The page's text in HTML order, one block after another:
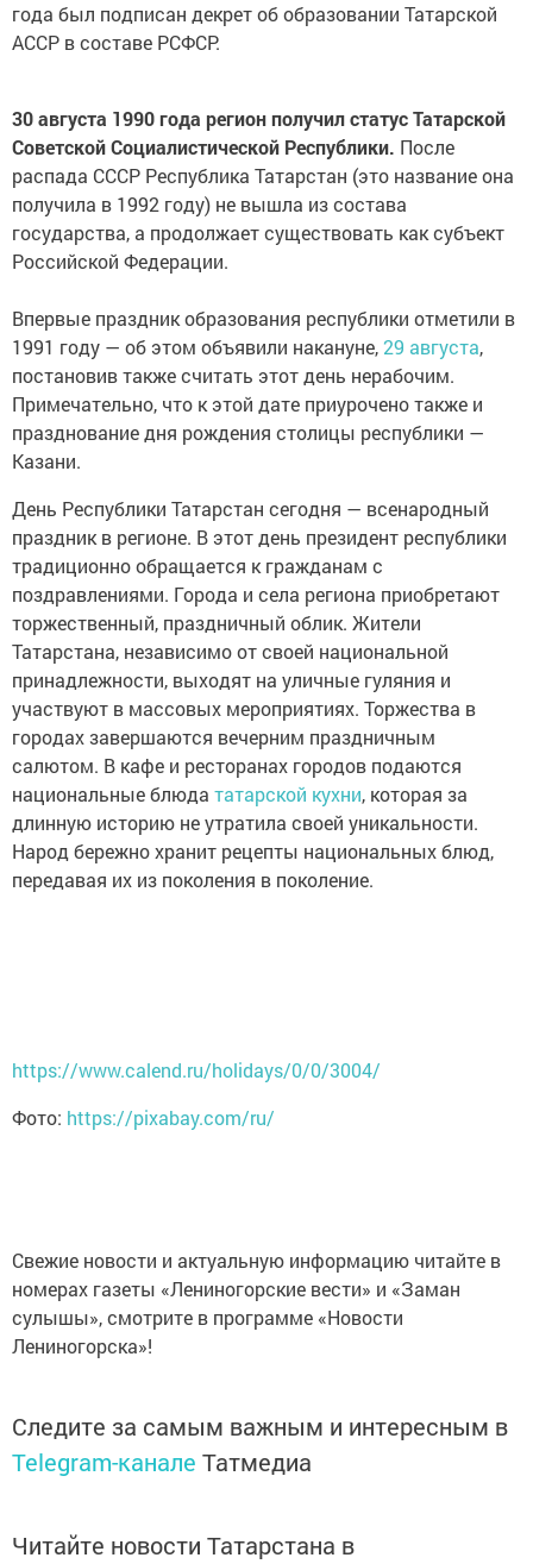
года был подписан декрет об образовании Татарской
АССР в составе РСФСР.
30 августа 1990 года регион получил статус Татарской
Советской Социалистической Республики. После
распада СССР Республика Татарстан (это название она
получила в 1992 году) не вышла из состава
государства, а продолжает существовать как субъект
Российской Федерации.
Впервые праздник образования республики отметили в
1991 году — об этом объявили накануне, 29 августа,
постановив также считать этот день нерабочим.
Примечательно, что к этой дате приурочено также и
празднование дня рождения столицы республики —
Казани.
День Республики Татарстан сегодня — всенародный
праздник в регионе. В этот день президент республики
традиционно обращается к гражданам с
поздравлениями. Города и села региона приобретают
торжественный, праздничный облик. Жители
Татарстана, независимо от своей национальной
принадлежности, выходят на уличные гуляния и
участвуют в массовых мероприятиях. Торжества в
городах завершаются вечерним праздничным
салютом. В кафе и ресторанах городов подаются
национальные блюда татарской кухни, которая за
длинную историю не утратила своей уникальности.
Народ бережно хранит рецепты национальных блюд,
передавая их из поколения в поколение.
https://www.calend.ru/holidays/0/0/3004/
Фото: https://pixabay.com/ru/
Свежие новости и актуальную информацию читайте в
номерах газеты «Лениногорские вести» и «Заман
сулышы», смотрите в программе «Новости
Лениногорска»!
Следите за самым важным и интересным в
Telegram-канале Татмедиа
Читайте новости Татарстана в